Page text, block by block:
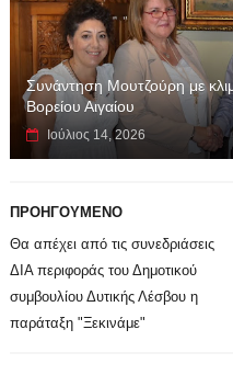
Συνάντηση Μουτζούρη με
Βορείου Αιγαίου
Ιούλιος 14, 2026
ΠΡΟΗΓΟΥΜΕΝΟ
Θα απέχει από τις συνεδριάσεις
ΔΙΑ περιφοράς του Δημοτικού
συμβουλίου Δυτικής Λέσβου η
παράταξη "Ξεκινάμε"